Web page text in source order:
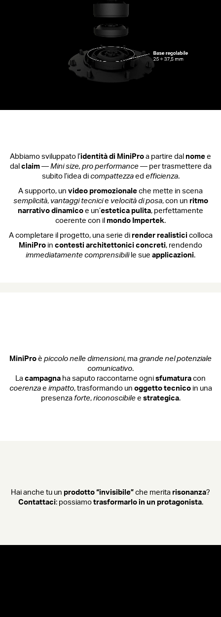
Abbiamo sviluppato l’identità di MiniPro a partire dal nome e
dal claim— Mini size, pro performance— per trasmettere da
subito l’idea di compattezzaed efficienza.
A supporto, un video promozionale che mette in scena
semplicità, vantaggi tecnicie velocità di posa, con un ritmo
narrativo dinamico e un’estetica pulita, perfettamente
coerente con il mondo Impertek.
A completare il progetto, una serie di render realistici colloca
MiniPro in contesti architettonici concreti, rendendo
immediatamente comprensibilile sue applicazioni.
MiniPro è piccolo nelle dimensioni, ma grande nel potenziale
comunicativo.
La campagna ha saputo raccontarne ogni sfumatura con
coerenzae impatto, trasformando un oggetto tecnicoin una
presenza forte, riconoscibilee strategica.
Hai anche tu un prodotto “invisibile” che merita risonanza?
Contattaci: possiamo trasformarlo in un protagonista.